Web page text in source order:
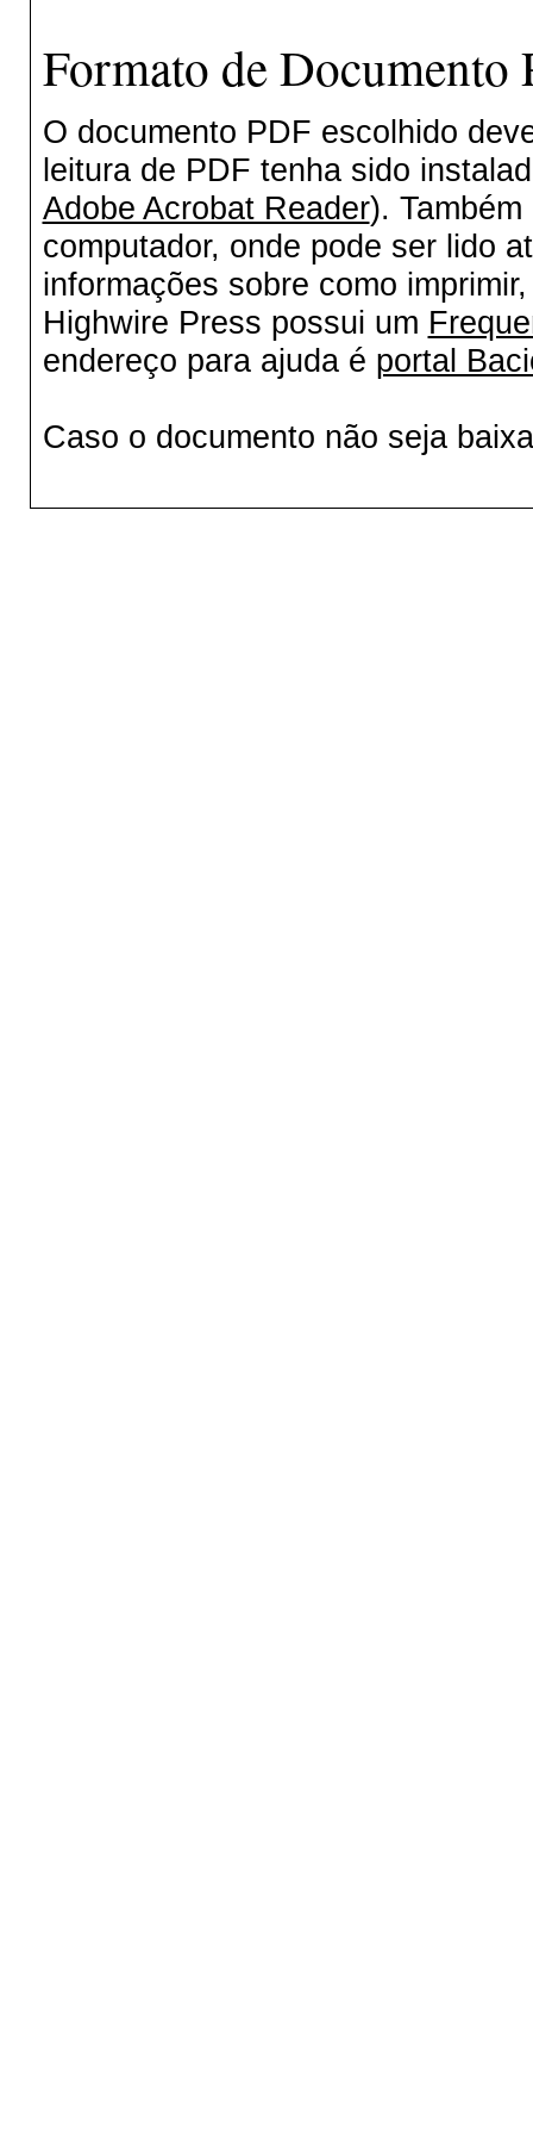
Formato de
O documento PDF escolhido
leitura de PDF tenha sido
Adobe Acrobat Reader).
computador, onde pode ser lido
informações sobre como
Highwire Press possui um
endereço para ajuda é portal
Caso o documento não seja